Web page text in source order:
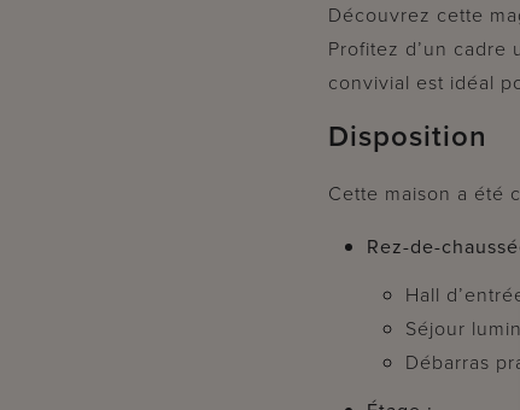
Découvrez cette
Profitez d’un
convivial est idéal
Disposition
Cette maison a été
Rez-de-
Hall
Séjour
Débarras